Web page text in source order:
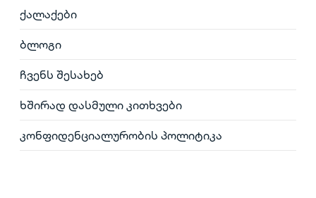
ქალაქები
ბლოგი
ჩვენს შესახებ
ხშირად დასმული კითხვები
კონფიდენციალურობის პოლიტიკა